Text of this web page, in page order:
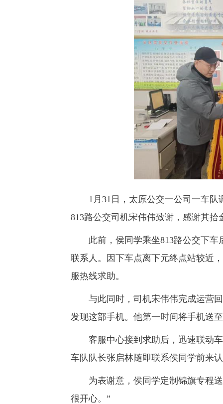
1月31日，太原公交一公司一车队
813路公交司机宋伟伟致谢，感谢其
此前，侯同学乘坐813路公交下车
联系人。因下车点离下元终点站较近
服热线求助。
与此同时，司机宋伟伟完成运营回
发现这部手机。他第一时间将手机送
客服中心接到求助后，迅速联动车
车队队长张启林随即联系侯同学前来
为表谢意，侯同学定制锦旗专程送
很开心。”